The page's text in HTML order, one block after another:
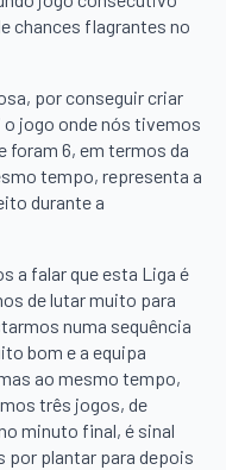
chances flagrantes no
por conseguir criar
jogo onde nós tivemos
foram 6, em termos da
tempo, representa a
durante a
a falar que esta Liga é
de lutar muito para
numa sequência
bom e a equipa
ao mesmo tempo,
três jogos, de
minuto final, é sinal
por plantar para depois